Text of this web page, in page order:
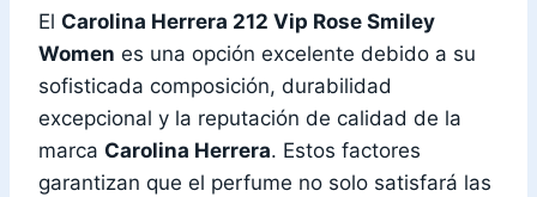
El Carolina Herrera 212 Vip Rose Smiley
Women es una opción excelente debido a su
sofisticada composición, durabilidad
excepcional y la reputación de calidad de la
marca Carolina Herrera. Estos factores
garantizan que el perfume no solo satisfará las